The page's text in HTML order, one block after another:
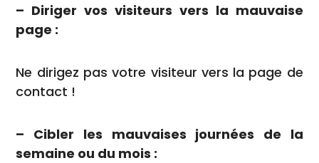
– Diriger vos visiteurs vers la mauvaise
page :
Ne dirigez pas votre visiteur vers la page de
contact !
– Cibler les mauvaises journées de la
semaine ou du mois :